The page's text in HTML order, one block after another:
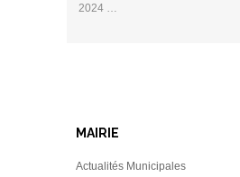
2024 …
MAIRIE
Actualités Municipales